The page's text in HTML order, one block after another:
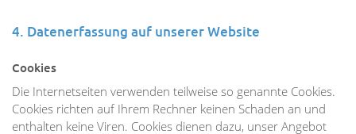
4. Datenerfassung auf unserer Website
Cookies
Die Internetseiten verwenden teilweise so genannte Cookies.
Cookies richten auf Ihrem Rechner keinen Schaden an und
enthalten keine Viren. Cookies dienen dazu, unser Angebot